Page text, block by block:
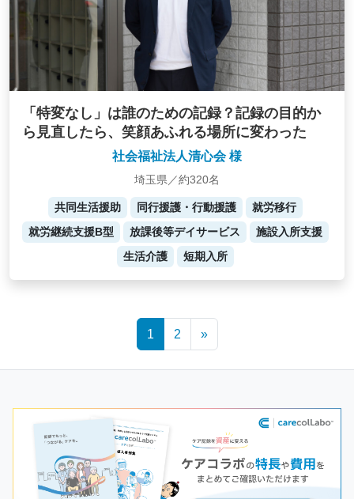
「特変なし」は誰のための記録？記録の目的か
ら見直したら、笑顔あふれる場所に変わった
社会福祉法人清心会 様
埼玉県／約320名
共同生活援助 同行援護・行動援護
就労移行
就労継続支援B型
放課後等デイサービス
施設入所支援
生活介護
短期入所
1 2 »